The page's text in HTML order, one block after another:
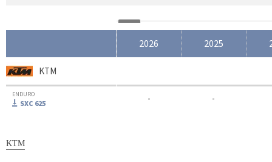
KTM
ENDURO
SXC 625
2026 2025
- -
KTM